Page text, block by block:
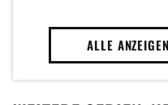
ALLE ANZEIGEN